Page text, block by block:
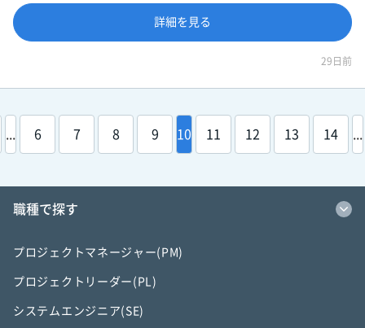
詳細を見る
29日前
6 7 8 9 10 11 12 13 14
職種で探す
プロジェクトマネージャー(PM)
プロジェクトリーダー(PL)
システムエンジニア(SE)